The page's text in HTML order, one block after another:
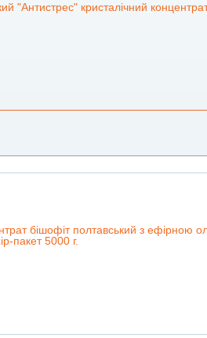
"Антистрес" кристалічний
бішофіт полтавський з ефірною
пакет 5000 г.